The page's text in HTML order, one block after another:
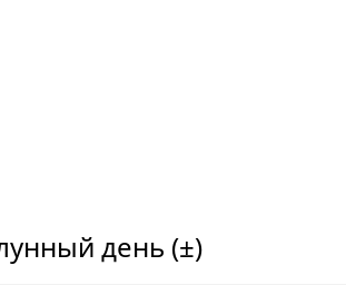
день (±)